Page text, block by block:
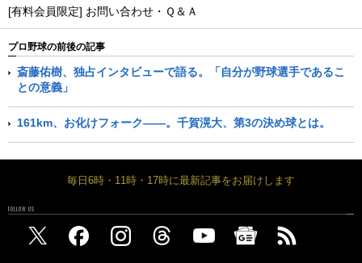
[有料会員限定] お問い合わせ・Ｑ＆Ａ
プロ野球の前後の記事
斎藤佑樹、独占インタビューで語る。「自分が野球選手であるこ
との意義」
161km、お化けフォーク――。千賀滉大、第3の決め球とは。
毎日6時・11時・17時に最新記事をお届けします
FOLLOW US